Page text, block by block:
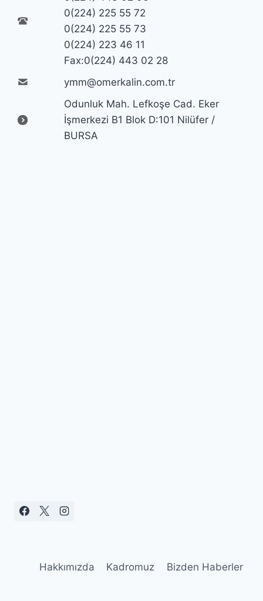
0(224) 225 55 72
0(224) 225 55 73
0(224) 223 46 11
Fax:0(224) 443 02 28
ymm@omerkalin.com.tr
Odunluk Mah. Lefkoşe Cad. Eker
İşmerkezi B1 Blok D:101 Nilüfer /
BURSA
Hakkımızda Kadromuz Bizden Haberler